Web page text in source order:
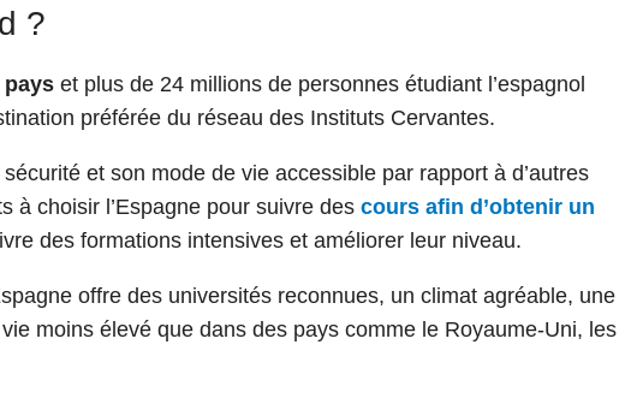
?
pays et plus de 24 millions de personnes étudiant l’espagnol
préférée du réseau des Instituts Cervantes.
et son mode de vie accessible par rapport à d’autres
à choisir l’Espagne pour suivre des cours afin d’obtenir un
des formations intensives et améliorer leur niveau.
offre des universités reconnues, un climat agréable, une
moins élevé que dans des pays comme le Royaume-Uni, les